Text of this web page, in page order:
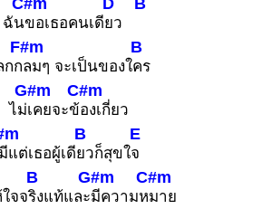
ฉันขอเธอคนเดียว
กก
F#m
ลมๆ จะเป็นของใ
B
คร
ไม่
G#m
เคยจะข้
C#m
องเกี่ยว
มีแต่เธอผู้เดี
B
ยวก็สุขใ
E
จ
จจ
B
ริงแท้และ
G#m
มีความห
C#m
มาย